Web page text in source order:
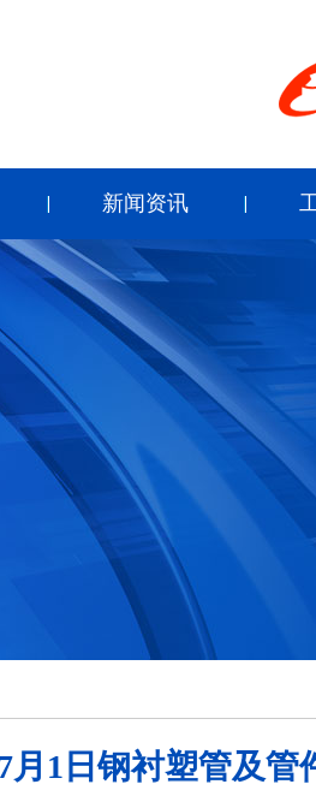
新闻资讯
月1日钢衬塑管及管